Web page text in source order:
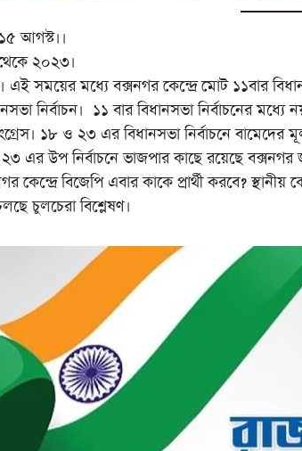
আগস্ট।।
২০২৩।
এই সময়ের মধ্যে বক্সনগর কেন্দ্রে মোট ১১বার
নির্বাচন। ১১ বার বিধানসভা নির্বাচনের
১৮ ও ২৩ এর বিধানসভা নির্বাচনে
এর উপ নির্বাচনে ভাজপার কাছে রয়েছে বক্সনগর
কেন্দ্রে বিজেপি এবার কাকে প্রার্থী করবে?
চুলচেরা বিশ্লেষণ।